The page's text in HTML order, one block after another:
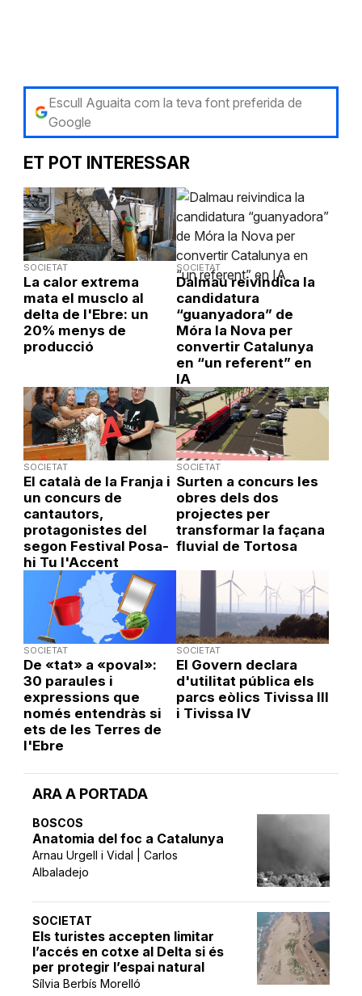
ARA A PORTADA
BOSCOS
Anatomia del foc a Catalunya
Arnau Urgell i Vidal | Carlos
Albaladejo
SOCIETAT
Els turistes accepten limitar
l’accés en cotxe al Delta si és
per protegir l’espai natural
Sílvia Berbís Morelló
Escull Aguaita com la teva font preferida de
Google
ET POT INTERESSAR
SOCIETAT
La calor extrema
mata el musclo al
delta de l'Ebre: un
20% menys de
producció
SOCIETAT
Dalmau reivindica la
candidatura
“guanyadora” de
Móra la Nova per
convertir Catalunya
en “un referent” en
IA
SOCIETAT
El català de la Franja i
un concurs de
cantautors,
protagonistes del
segon Festival Posa-
hi Tu l'Accent
SOCIETAT
Surten a concurs les
obres dels dos
projectes per
transformar la façana
fluvial de Tortosa
SOCIETAT
De «tat» a «poval»:
30 paraules i
expressions que
només entendràs si
ets de les Terres de
l'Ebre
SOCIETAT
El Govern declara
d'utilitat pública els
parcs eòlics Tivissa III
i Tivissa IV